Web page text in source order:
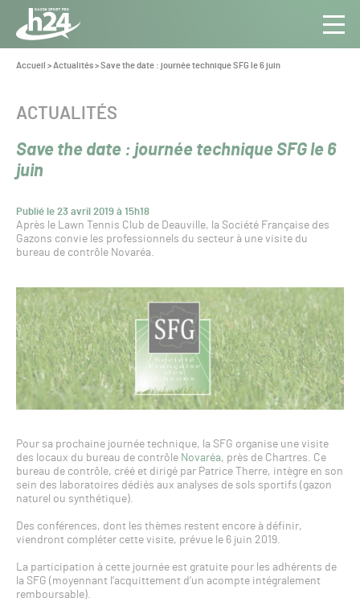
Panneau de gestion des cookies
Aller au contenu
Toute
l’info
Pro
Vous
Accueil >Actualités>Save the date : journée technique SFG le 6 juin
Save the date : journée technique SFG le 6
juin
Publié le 23 avril 2019 à 15h18
CATÉGORIE :
ACTUALITÉS
Après le Lawn Tennis Club de Deauville, la Société Française des
Gazons convie les professionnels du secteur à une visite du
bureau de contrôle Novaréa.
Pour sa prochaine journée technique, la SFG organise une visite
des locaux du bureau de contrôle Novaréa, près de Chartres. Ce
bureau de contrôle, créé et dirigé par Patrice Therre, intègre en son
sein des laboratoires dédiés aux analyses de sols sportifs (gazon
naturel ou synthétique).
Des conférences, dont les thèmes restent encore à définir,
viendront compléter cette visite, prévue le 6 juin 2019.
La participation à cette journée est gratuite pour les adhérents de
la SFG (moyennant l’acquittement d’un acompte intégralement
remboursable).